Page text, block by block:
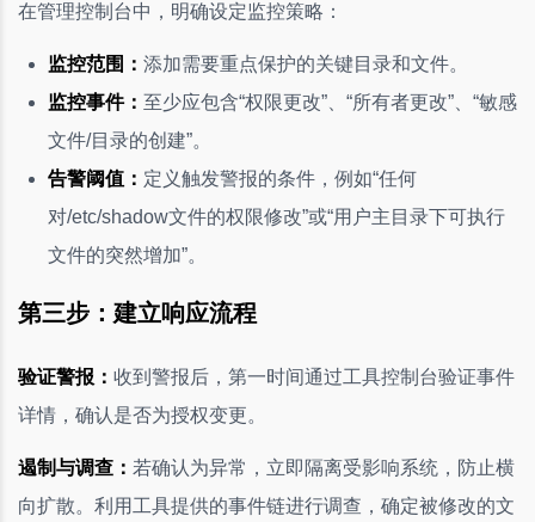
在管理控制台中，明确设定监控策略：
监控范围： 添加需要重点保护的关键目录和文件。
监控事件： 至少应包含“权限更改”、“所有者更改”、“敏感
文件/目录的创建”。
告警阈值： 定义触发警报的条件，例如“任何
对/etc/shadow文件的权限修改”或“用户主目录下可执行
文件的突然增加”。
第三步：建立响应流程
验证警报： 收到警报后，第一时间通过工具控制台验证事件
详情，确认是否为授权变更。
遏制与调查： 若确认为异常，立即隔离受影响系统，防止横
向扩散。利用工具提供的事件链进行调查，确定被修改的文